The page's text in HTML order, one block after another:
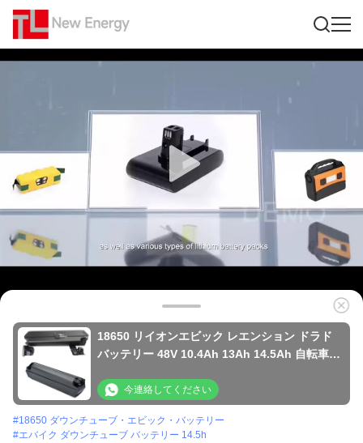
18650 リイオンエビック レエンション ドラド
バッテリー 48V 10.4Ah 13Ah 14.5Ah 自転車の
今連絡してください
#18650 ダウンチューブ・エビック・バッテリー
#エバイク ダウンチューブ バッテリー 14.5h